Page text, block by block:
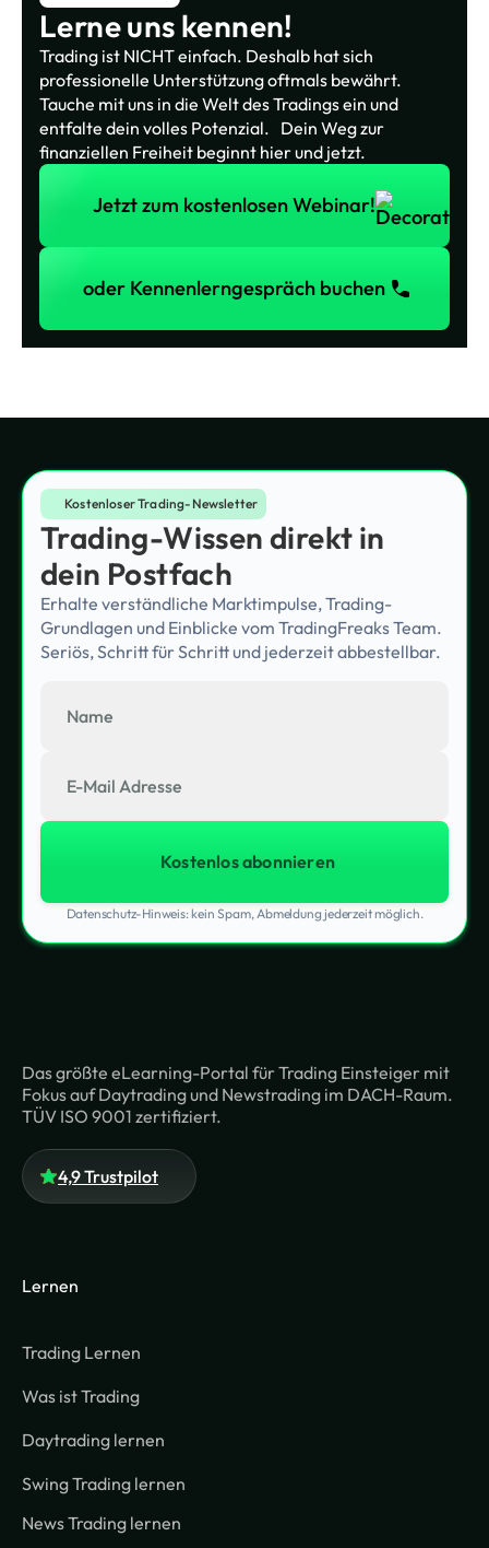
Lerne uns kennen!
Trading ist NICHT einfach. Deshalb hat sich
professionelle Unterstützung oftmals bewährt.
Tauche mit uns in die Welt des Tradings ein und
entfalte dein volles Potenzial. Dein Weg zur
finanziellen Freiheit beginnt hier und jetzt.
Jetzt zum kostenlosen Webinar!
Jetzt zum kostenlosen Webinar!
oder Kennenlerngespräch buchen
oder Kennenlerngespräch buchen
Kostenloser Trading-Newsletter
Trading-Wissen direkt in
dein Postfach
Erhalte verständliche Marktimpulse, Trading-
Grundlagen und Einblicke vom TradingFreaks Team.
Seriös, Schritt für Schritt und jederzeit abbestellbar.
Datenschutz-Hinweis: kein Spam, Abmeldung jederzeit möglich.
Das größte eLearning-Portal für Trading Einsteiger mit
Fokus auf Daytrading und Newstrading im DACH-Raum.
TÜV ISO 9001 zertifiziert.
4,9 Trustpilot
Lernen
Trading Lernen
Was ist Trading
Daytrading lernen
Swing Trading lernen
News Trading lernen